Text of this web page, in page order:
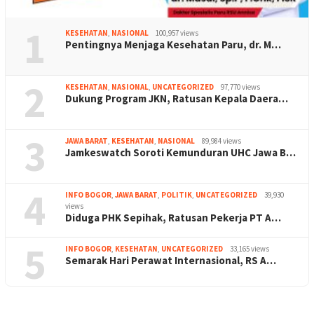
1 KESEHATAN NASIONAL 100,957 views
Pentingnya Menjaga Kesehatan Paru, dr. M…
2 KESEHATAN NASIONAL UNCATEGORIZED 97,770 views
Dukung Program JKN, Ratusan Kepala Daera…
3 JAWA BARAT KESEHATAN NASIONAL 89,984 views
Jamkeswatch Soroti Kemunduran UHC Jawa B…
4 INFO BOGOR JAWA BARAT POLITIK UNCATEGORIZED
39,930
views
Diduga PHK Sepihak, Ratusan Pekerja PT A…
5 INFO BOGOR KESEHATAN UNCATEGORIZED 33,165 views
Semarak Hari Perawat Internasional, RS A…